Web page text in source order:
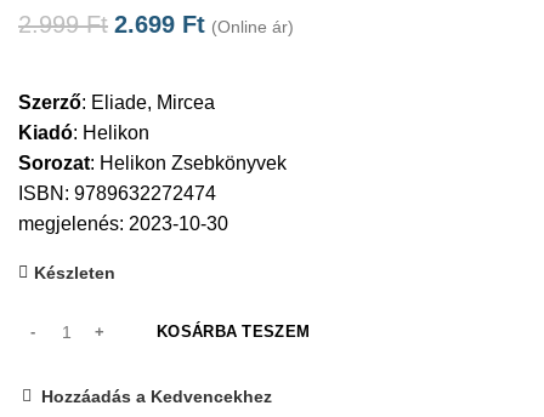
2.999Ft 2.699 Ft (Online ár)
Szerző: Eliade, Mircea
Kiadó: Helikon
Sorozat: Helikon Zsebkönyvek
ISBN: 9789632272474
megjelenés: 2023-10-30
Készleten
KOSÁRBA TESZEM
Hozzáadás a Kedvencekhez